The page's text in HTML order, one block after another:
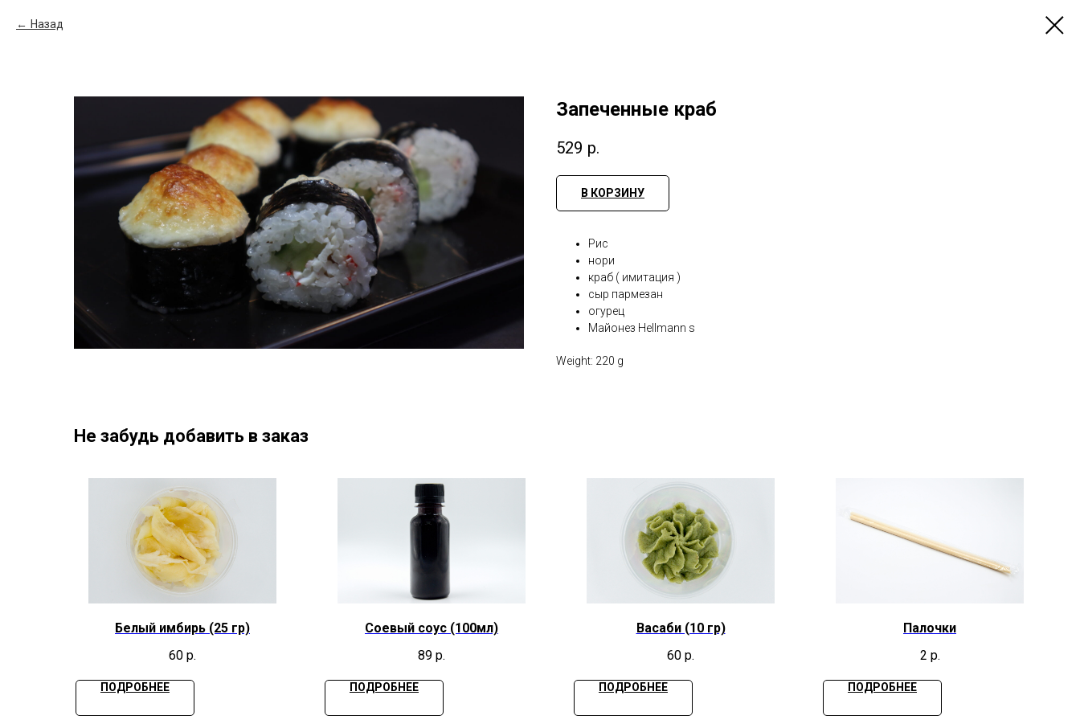
Назад
Запеченные краб
529 р.
В КОРЗИНУ
Рис
нори
краб ( имитация )
сыр пармезан
огурец
Майонез Hellmann s
Weight: 220 g
Не забудь добавить в заказ
Белый имбирь (25 гр)
60 р.
ПОДРОБНЕЕ
Соевый соус (100мл)
89 р.
ПОДРОБНЕЕ
Васаби (10 гр)
60 р.
ПОДРОБНЕЕ
Палочки
2 р.
ПОДРОБНЕЕ